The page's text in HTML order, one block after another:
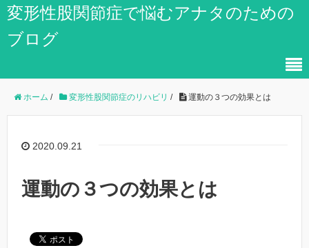
変形性股関節症で悩むアナタのための
ブログ
ホーム / 変形性股関節症のリハビリ / 運動の３つの効果とは
2020.09.21
運動の３つの効果とは